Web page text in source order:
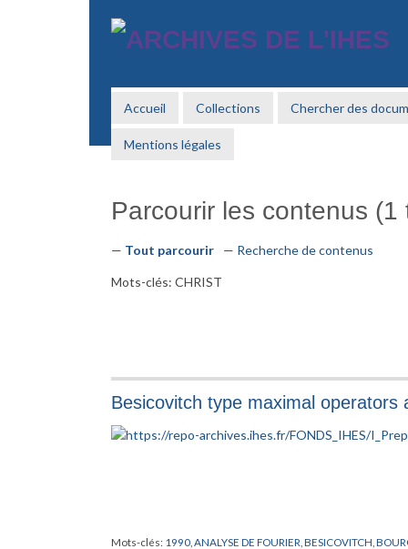
Accueil Collections Chercher des
Mentions légales
Parcourir les contenus (1
Tout parcourir Recherche de contenus
Mots-clés: CHRIST
Besicovitch type maximal
Mots-clés: 1990 ANALYSE DE FOURIER BESICOVITCH